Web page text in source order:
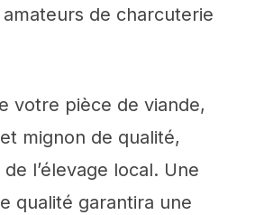
de charcuterie
votre pièce de viande,
mignon de qualité,
l’élevage local. Une
qualité garantira une